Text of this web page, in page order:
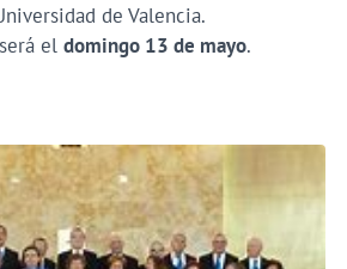
de Valencia.
el domingo 13 de mayo.